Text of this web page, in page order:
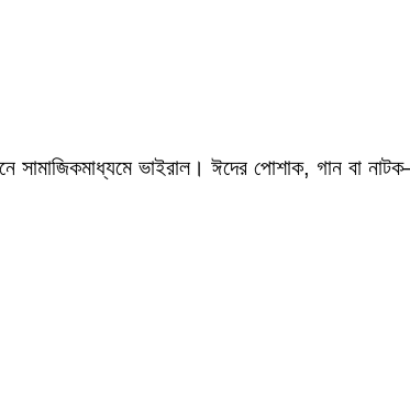
ভাইরাল। ঈদের পোশাক, গান বা